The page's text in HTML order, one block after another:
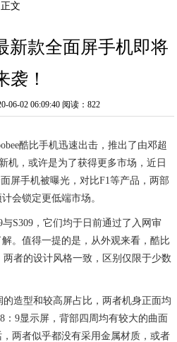
文
新款全面屏手机即将
袭！
06-02 06:09:40 阅读：822
酷比手机迅速出击，推出了由邓超
机，或许是为了获得更多市场，近日
屏手机被曝光，对比F1等产品，两部
会锁定更低端市场。
S309，它们均于日前通过了入网审
。值得一提的是，从外观来看，酷比
两者的设计风格一致，区别仅限于少数
的造型和较高屏占比，两者机身正面均
：9显示屏，背部四周均有较大的曲面
两者似乎都没有采用金属材质，或者